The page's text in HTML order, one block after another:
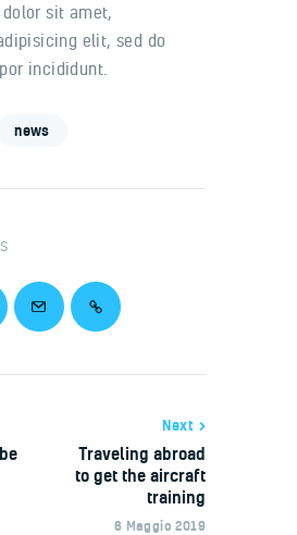
sit amet,
elit, sed do
incididunt.
news
Next
Traveling abroad
to get the aircraft
training
6 Maggio 2019